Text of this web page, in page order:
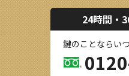
24時間・
鍵のことならい